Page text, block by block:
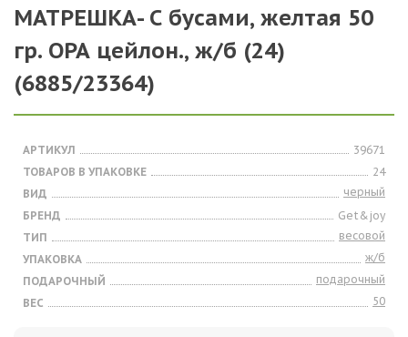
МАТРЕШКА- С бусами, желтая 50
гр. ОРА цейлон., ж/б (24)
(6885/23364)
АРТИКУЛ
39671
ТОВАРОВ В УПАКОВКЕ
24
ВИД
черный
БРЕНД
Get&joy
ТИП
весовой
УПАКОВКА
ж/б
ПОДАРОЧНЫЙ
подарочный
ВЕС
50